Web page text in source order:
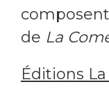
de La
Éditions